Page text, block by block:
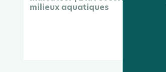
milieux aquatiques